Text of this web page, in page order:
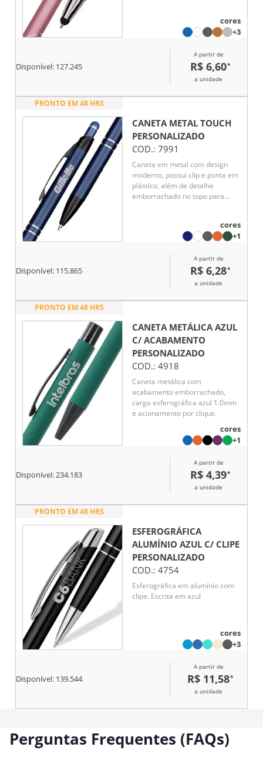
praticidade e elegância. Um
brinde corporativo funcional que
cores
+3
Disponível: 127.245
A partir de
R$ 6,60*
a unidade
PRONTO EM 48 HRS
CANETA METAL TOUCH
PERSONALIZADO
COD.: 7991
Caneta em metal com design
moderno, possui clip e ponta em
plástico, além de detalhe
emborrachado no topo para
com acionamento por clique e
carga esferográfica azul de 1,0
confortável e precisa. Ideal como
brinde corporativo funcional e
cores
+1
Disponível: 115.865
A partir de
R$ 6,28*
a unidade
PRONTO EM 48 HRS
CANETA METÁLICA AZUL
C/ ACABAMENTO
PERSONALIZADO
COD.: 4918
Caneta metálica com
acabamento emborrachado,
carga esferográfica azul 1.0mm
e acionamento por clique.
cores
+1
Disponível:234.183
A partir de
R$ 4,39*
a unidade
PRONTO EM 48 HRS
ESFEROGRÁFICA
ALUMÍNIO AZUL C/ CLIPE
PERSONALIZADO
COD.: 4754
Esferográfica em alumínio com
clipe. Escrita em azul
cores
+3
Disponível: 139.544
A partir de
R$ 11,58*
a unidade
Perguntas Frequentes (FAQs)